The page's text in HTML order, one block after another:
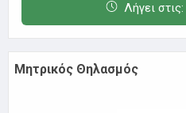
Λήγει στις:
Μητρικός Θηλασμός